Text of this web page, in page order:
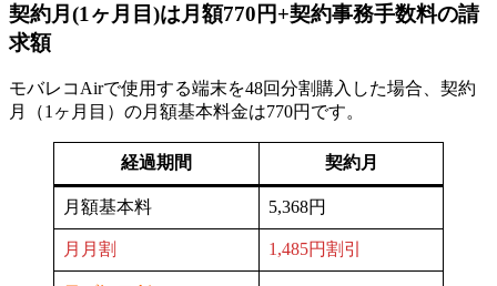
契約月(1ヶ月目)は月額770円+契約事務手数料の請
求額
モバレコAirで使用する端末を48回分割購入した場合、 契約
月（1ヶ月目）の月額基本料金は770円 です。
経過期間 契約月
月額基本料 5,368円
月月割 1,485円割引